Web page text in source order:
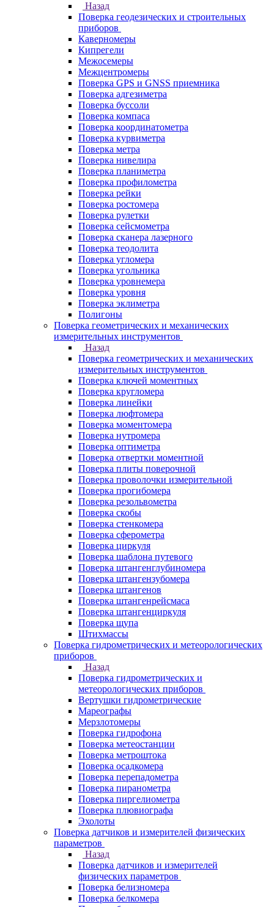
Назад
Поверка геодезических и строительных
приборов
Каверномеры
Кипрегели
Межосемеры
Межцентромеры
Поверка GPS и GNSS приемника
Поверка адгезиметра
Поверка буссоли
Поверка компаса
Поверка координатометра
Поверка курвиметра
Поверка метра
Поверка нивелира
Поверка планиметра
Поверка профилометра
Поверка рейки
Поверка ростомера
Поверка рулетки
Поверка сейсмометра
Поверка сканера лазерного
Поверка теодолита
Поверка угломера
Поверка угольника
Поверка уровнемера
Поверка уровня
Поверка эклиметра
Полигоны
Поверка геометрических и механических
измерительных инструментов
Назад
Поверка геометрических и механических
измерительных инструментов
Поверка ключей моментных
Поверка кругломера
Поверка линейки
Поверка люфтомера
Поверка моментомера
Поверка нутромера
Поверка оптиметра
Поверка отвертки моментной
Поверка плиты поверочной
Поверка проволочки измерительной
Поверка прогибомера
Поверка резольвометра
Поверка скобы
Поверка стенкомера
Поверка сферометра
Поверка циркуля
Поверка шаблона путевого
Поверка штангенглубиномера
Поверка штангензубомера
Поверка штангенов
Поверка штангенрейсмаса
Поверка штангенциркуля
Поверка щупа
Штихмассы
Поверка гидрометрических и метеорологических
приборов
Назад
Поверка гидрометрических и
метеорологических приборов
Вертушки гидрометрические
Мареографы
Мерзлотомеры
Поверка гидрофона
Поверка метеостанции
Поверка метроштока
Поверка осадкомера
Поверка перепадометра
Поверка пиранометра
Поверка пиргелиометра
Поверка плювиографа
Эхолоты
Поверка датчиков и измерителей физических
параметров
Назад
Поверка датчиков и измерителей
физических параметров
Поверка белизномера
Поверка белкомера